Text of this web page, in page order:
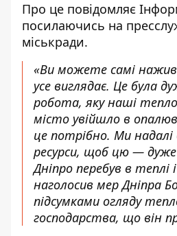
Про це повідомляє
посилаючись на
міськради.
«Ви можете самі
усе виглядає. Це була
робота, яку наші
місто увійшло в
це потрібно. Ми
ресурси, щоб цю —
Дніпро перебув в
наголосив мер Дніпра
підсумками огляду
господарства, що він